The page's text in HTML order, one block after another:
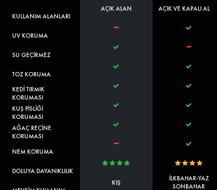
KULLANIM ALANLARI
UV KORUMA
SU GEÇİRMEZ
TOZ KORUMA
KEDİ TIRMIK
KORUMASI
KUŞ PİSLİĞİ
KORUMASI
AĞAÇ REÇİNE
KORUMASI
NEM KORUMA
DOLUYA DAYANIKLILIK
AÇIK ALAN
KIŞ
AÇIK VE KAPALI
İLKBAHAR-YAZ
SONBAHAR